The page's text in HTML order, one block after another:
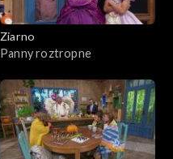
Ziarno
Panny roztropne